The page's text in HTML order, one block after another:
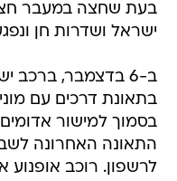
בעת שחצה במעבר
ישראל ושדרות חן
ב-6 בדצמבר, ברכב
בסמוך למישור
לרשפון. רוכב אופנוע